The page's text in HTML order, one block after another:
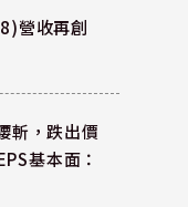
營收再創
斬，跌出價
基本面：